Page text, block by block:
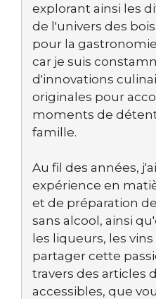
explorant ainsi les
de l'univers des
pour la
car je suis
d'innovations
originales pour
moments de
famille.
Au fil des années,
expérience en
et de préparation
sans alcool, ainsi
les liqueurs, les
partager cette
travers des articles
accessibles, que